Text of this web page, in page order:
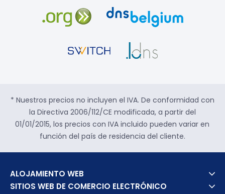
* Nuestros precios no incluyen el IVA. De conformidad con
la Directiva 2006/112/CE modificada, a partir del
01/01/2015, los precios con IVA incluido pueden variar en
función del país de residencia del cliente.
ALOJAMIENTO WEB
SITIOS WEB DE COMERCIO ELECTRÓNICO